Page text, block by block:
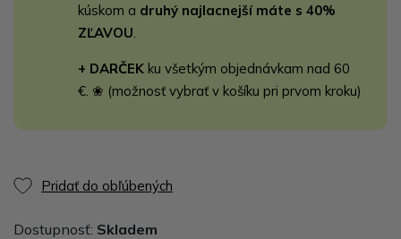
kúskom a druhý najlacnejší máte s 40%
ZĽAVOU
+ DARČEK ku všetkým objednávkam nad 60
€. ❀ (možnosť vybrať v košíku pri prvom kroku)
Pridať do obľúbených
Dostupnosť: Skladem